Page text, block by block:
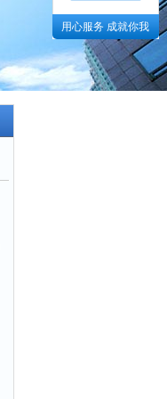
用心服务 成就你我